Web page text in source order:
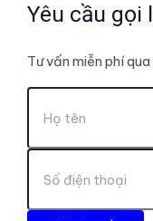
Yêu cầu gọi
Tư vấn miễn phí